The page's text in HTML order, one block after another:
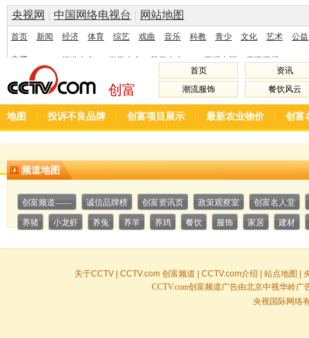
创富
资讯
首页
餐饮风云
潮流服饰
地图 投诉不良品牌 创富项目展示 最新农业物价 创富
频道地图
创富频道—— 诚信品牌榜 创富资讯页 政策观察室 创富名人堂
养猪 小龙虾 养兔 养羊 养鸡 餐饮 服饰 家居 建材
关于CCTV CCTV.com 创富频道 CCTV.com介绍 站点地图
CCTV.com创富频道广告由北京中视华岭广
央视国际网络